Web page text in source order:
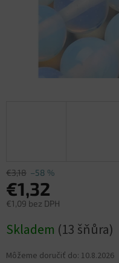
€3,18 –58 %
€1,32
€1,09 bez DPH
cena:
Skladem (13 šňůra)
Môžeme doručiť do: 10.8.2026